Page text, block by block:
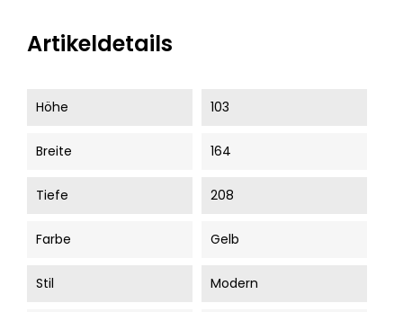
Artikeldetails
Höhe 103
Breite 164
Tiefe 208
Farbe Gelb
Stil Modern